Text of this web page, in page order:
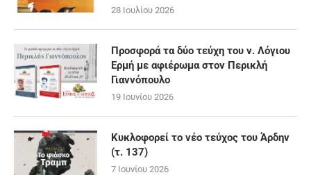
28 Ιουλίου 2026
Προσφορά τα δύο τεύχη του ν. Λόγιου
Ερμή με αφιέρωμα στον Περικλή
Γιαννόπουλο
19 Ιουνίου 2026
Κυκλοφορεί το νέο τεύχος του Άρδην
(τ. 137)
7 Ιουνίου 2026